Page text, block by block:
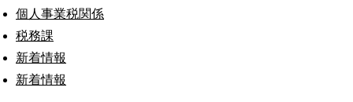
個人事業税関係
税務課
新着情報
新着情報